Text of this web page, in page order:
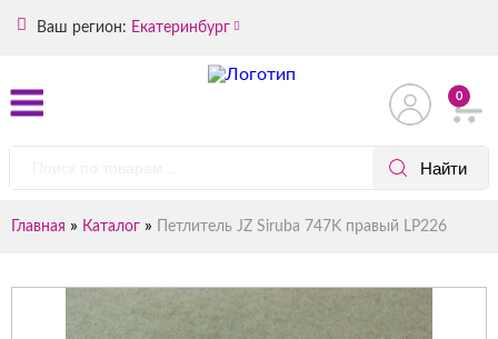
Ваш регион: Екатеринбург
0
Главная » Каталог » Петлитель JZ Siruba 747K правый LP226